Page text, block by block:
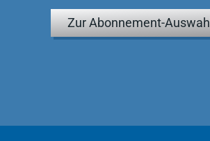
Zur Abonnement-Auswahl